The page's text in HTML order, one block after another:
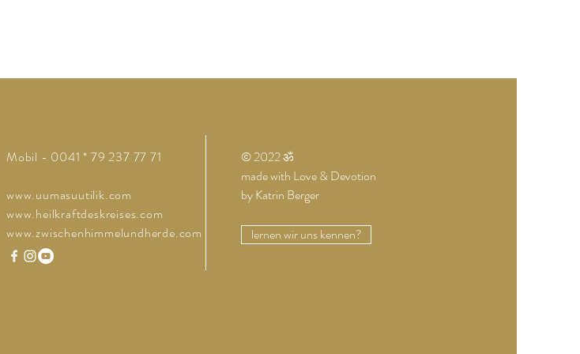
Mobil - 0041 * 79 237 77 71
www.uumasuutilik.com
www.heilkraftdeskreises.com
www.zwischenhimmelundherde.com
© 2022 ॐ
made with Love & Devotion
by Katrin Berger
lernen wir uns kennen?